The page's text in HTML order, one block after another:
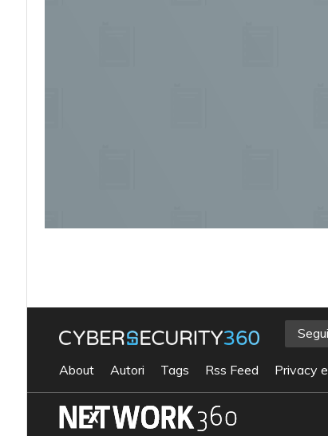
About Autori Tags Rss Feed Privacy